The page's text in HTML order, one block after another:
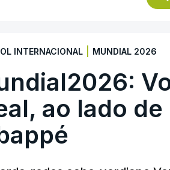
o momento que fez Cabo
do Benfica considerou que
que qualquer jogador
muito feliz pelo carinho de todas
da competição”, afirmou o
INTERNACIONAL MUNDIAL 2026
ao lado